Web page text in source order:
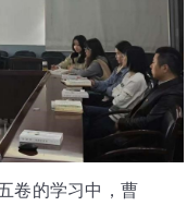
的学习中，曹